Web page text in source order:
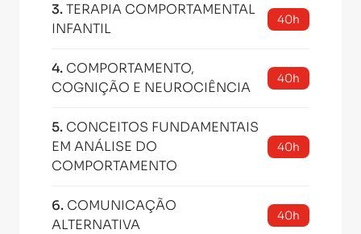
3.TERAPIA COMPORTAMENTAL
INFANTIL
40h
4. COMPORTAMENTO,
COGNIÇÃO E NEUROCIÊNCIA
40h
5. CONCEITOS FUNDAMENTAIS
EM ANÁLISE DO
COMPORTAMENTO
40h
6. COMUNICAÇÃO
ALTERNATIVA
40h